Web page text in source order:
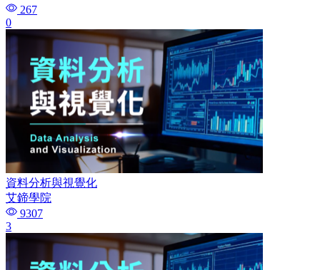
267
0
資料分析與視覺化
艾鍗學院
9307
3